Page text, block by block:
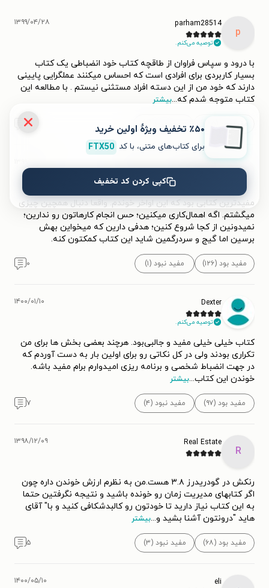
p
parham28514
توصیه می‌کنم.
۱۳۹۹/۰۴/۲۸
با درود و سپاس فراوان از طاقچه کتاب خود انضباطی یک کتاب
بسیار کاربردی برای افرادی است که احساس میکنند عملگرایی پایینی
دارند که خود من از این دسته افراد مستثنی نیستم . با مطالعه این
کتاب متوجه شدم که...بیشتر
مفید بود (۲۸۵) مفید نبود (۴) ۶
ف
مفیدترین کتابی بود که این اواخر خوندم. واقعا دنبال همچین چیزی
میگشتم. اگه اهمال‌کاری میکنین؛ حس انجام کارهاتون رو ندارین؛
نمیدونین از کجا شروع کنین؛ هدفی دارین که میخواین بهش
برسین اما گیج و سردرگمین شاید این کتاب کمکتون کنه.
مفید بود (۱۲۶) مفید نبود (۱) ۰
Dexter
توصیه می‌کنم.
۱۴۰۰/۰۱/۱۰
کتاب خیلی خیلی مفید و جالبی‌بود. هرچند بعضی بخش ها برای من
تکراری بودند ولی در کل نکاتی رو برای اولین بار به دست آوردم که
در جهت انضباط شخصی و برنامه ریزی امیدوارم برام مفید باشه.
خوندن این کتاب...بیشتر
مفید بود (۹۷) مفید نبود (۴) ۷
R
Real Estate ۱۳۹۸/۱۲/۰۹
رنکش در گودریدرز ۳.۸ هست.من به نظرم ارزش خوندن داره چون
اگر کتابهای مدیریت زمان رو خونده باشید و نتیجه نگرفتین حتما
به این کتاب نیاز دارید تا خودتون رو کالبدشکافی کنید و با" آقای
هاید "درونتون آشنا بشید و...بیشتر
مفید بود (۶۸) مفید نبود (۳) ۵
eli ۱۴۰۰/۰۵/۱۰
٪۵۰ تخفیف ویژۀ اولین خرید
برای کتاب‌های متنی، با کد FTX50
کپی کردن کد تخفیف